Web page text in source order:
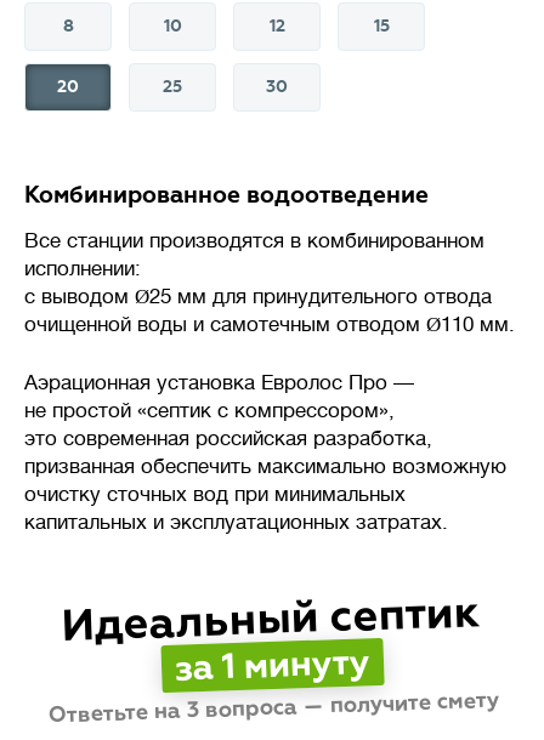
8 10 12 15
20 25 30
Комбинированное водоотведение
Все станции производятся в комбинированном
исполнении:
с выводом Ø25 мм для принудительного отвода
очищенной воды и самотечным отводом Ø110 мм.
Аэрационная установка Евролос Про —
не простой «септик с компрессором»,
это современная российская разработка,
призванная обеспечить максимально возможную
очистку сточных вод при минимальных
капитальных и эксплуатационных затратах.
Идеальный септик
за 1 минуту
Ответьте на 3 вопроса — получите смету
💪 Производительностьл/сутки
Объем сточных вод, который
станция биологической очистки
(септик) способна переработать
за сутки без потери
эффективности.
Важно подбирать систему
с учетом реального
водопотребления: недостаток
приведет к перегрузке,
а избыточная мощность –
к нарушению работы биофлоры
Стоимость